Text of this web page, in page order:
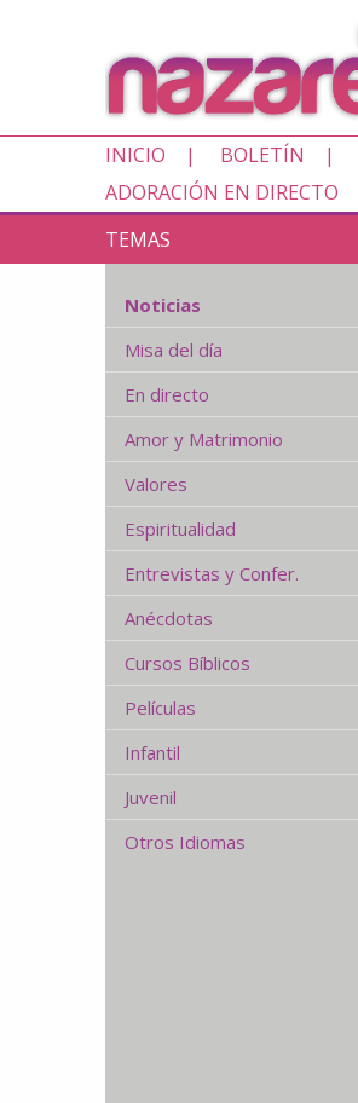
INICIO BOLETÍN
ADORACIÓN EN DIRECTO
TEMAS
Noticias
Misa del día
En directo
Amor y Matrimonio
Valores
Espiritualidad
Entrevistas y Confer.
Anécdotas
Cursos Bíblicos
Películas
Infantil
Juvenil
Otros Idiomas